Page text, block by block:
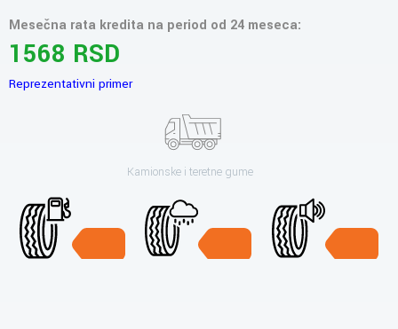
Mesečna rata kredita na period od 24 meseca:
1568 RSD
Reprezentativni primer
Kamionske i teretne gume